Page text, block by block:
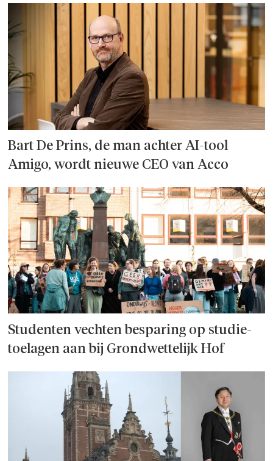
Bart De Prins, de man achter AI-tool
Amigo, wordt nieuwe CEO van Acco
Studenten vechten besparing op studie­
toelagen aan bij Grondwettelijk Hof